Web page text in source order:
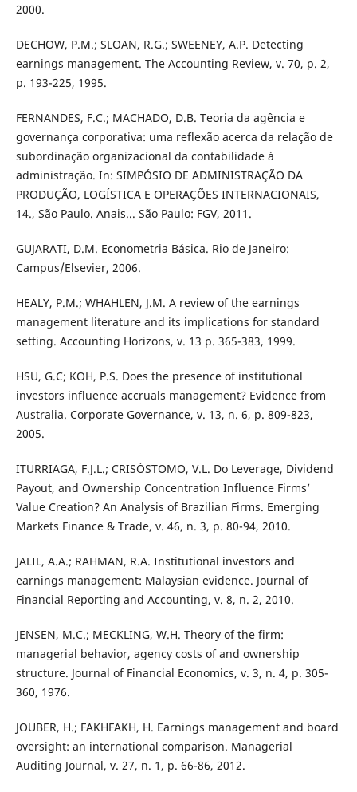
2000.
DECHOW, P.M.; SLOAN, R.G.; SWEENEY, A.P. Detecting
earnings management. The Accounting Review, v. 70, p. 2,
p. 193-225, 1995.
FERNANDES, F.C.; MACHADO, D.B. Teoria da agência e
governança corporativa: uma reflexão acerca da relação de
subordinação organizacional da contabilidade à
administração. In: SIMPÓSIO DE ADMINISTRAÇÃO DA
PRODUÇÃO, LOGÍSTICA E OPERAÇÕES INTERNACIONAIS,
14., São Paulo. Anais... São Paulo: FGV, 2011.
GUJARATI, D.M. Econometria Básica. Rio de Janeiro:
Campus/Elsevier, 2006.
HEALY, P.M.; WHAHLEN, J.M. A review of the earnings
management literature and its implications for standard
setting. Accounting Horizons, v. 13 p. 365-383, 1999.
HSU, G.C; KOH, P.S. Does the presence of institutional
investors influence accruals management? Evidence from
Australia. Corporate Governance, v. 13, n. 6, p. 809-823,
2005.
ITURRIAGA, F.J.L.; CRISÓSTOMO, V.L. Do Leverage, Dividend
Payout, and Ownership Concentration Influence Firms’
Value Creation? An Analysis of Brazilian Firms. Emerging
Markets Finance & Trade, v. 46, n. 3, p. 80-94, 2010.
JALIL, A.A.; RAHMAN, R.A. Institutional investors and
earnings management: Malaysian evidence. Journal of
Financial Reporting and Accounting, v. 8, n. 2, 2010.
JENSEN, M.C.; MECKLING, W.H. Theory of the firm:
managerial behavior, agency costs of and ownership
structure. Journal of Financial Economics, v. 3, n. 4, p. 305-
360, 1976.
JOUBER, H.; FAKHFAKH, H. Earnings management and board
oversight: an international comparison. Managerial
Auditing Journal, v. 27, n. 1, p. 66-86, 2012.